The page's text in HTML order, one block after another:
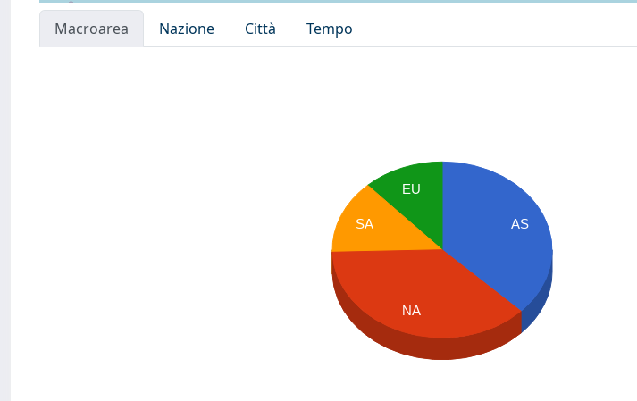
Macroarea Nazione Città
Tempo
AS
EU
SA
NA